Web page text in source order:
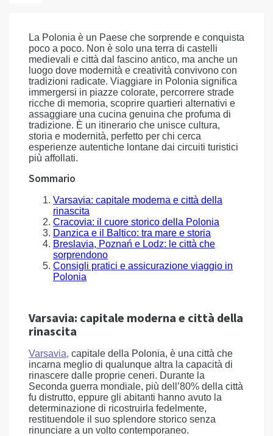
La Polonia è un Paese che sorprende e conquista
poco a poco. Non è solo una terra di castelli
medievali e città dal fascino antico, ma anche un
luogo dove modernità e creatività convivono con
tradizioni radicate. Viaggiare in Polonia significa
immergersi in piazze colorate, percorrere strade
ricche di memoria, scoprire quartieri alternativi e
assaggiare una cucina genuina che profuma di
tradizione. È un itinerario che unisce cultura,
storia e modernità, perfetto per chi cerca
esperienze autentiche lontane dai circuiti turistici
più affollati.
Sommario
Varsavia: capitale moderna e città della
rinascita
Cracovia: il cuore storico della Polonia
Danzica e il Baltico: tra mare e storia
Breslavia, Poznań e Lodz: le città che
sorprendono
Consigli pratici e assicurazione viaggio in
Polonia
Varsavia: capitale moderna e città della
rinascita
Varsavia, capitale della Polonia, è una città che
incarna meglio di qualunque altra la capacità di
rinascere dalle proprie ceneri. Durante la
Seconda guerra mondiale, più dell’80% della città
fu distrutto, eppure gli abitanti hanno avuto la
determinazione di ricostruirla fedelmente,
restituendole il suo splendore storico senza
rinunciare a un volto contemporaneo.